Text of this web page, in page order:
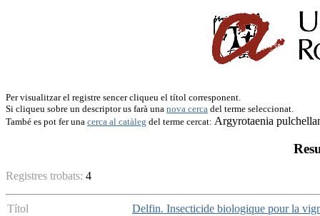
Per visualitzar el registre sencer cliqueu el títol corresponent.
Si cliqueu sobre un descriptor us farà una nova cerca del terme seleccionat.
També es pot fer una cerca al catàleg del terme cercat: Argyrotaenia
Registres trobats: 4
Títol
Delfin. Insecticide biologique pour la